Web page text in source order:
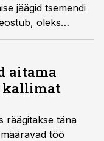
jäägid tsemendi
suuruselt teise tööstusinvesteeringuga.
aitama
kallimat
räägitakse täna
töö